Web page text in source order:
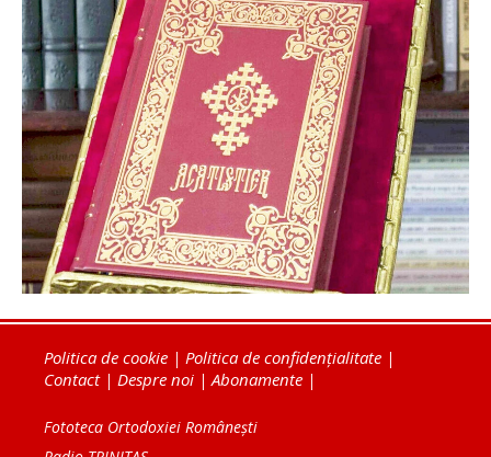
Politica de cookie | Politica de confidențialitate |
Contact| Despre noi |Abonamente |
Fototeca Ortodoxiei Românești